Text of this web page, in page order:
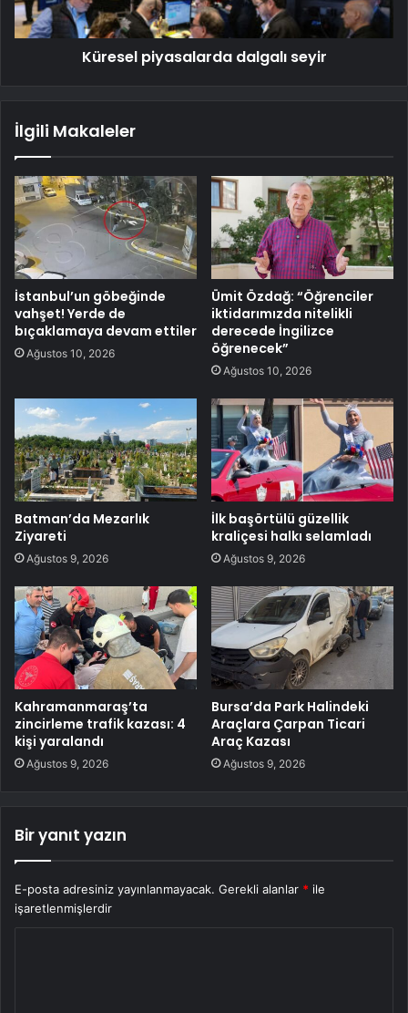
Küresel piyasalarda dalgalı seyir
İlgili Makaleler
İstanbul’un göbeğinde
vahşet! Yerde de
bıçaklamaya devam ettiler
Ağustos 10, 2026
Ümit Özdağ: “Öğrenciler
iktidarımızda nitelikli
derecede İngilizce
öğrenecek”
Ağustos 10, 2026
Batman’da Mezarlık
Ziyareti
Ağustos 9, 2026
İlk başörtülü güzellik
kraliçesi halkı selamladı
Ağustos 9, 2026
Kahramanmaraş’ta
zincirleme trafik kazası: 4
kişi yaralandı
Ağustos 9, 2026
Bursa’da Park Halindeki
Araçlara Çarpan Ticari
Araç Kazası
Ağustos 9, 2026
Bir yanıt yazın
E-posta adresiniz yayınlanmayacak. Gerekli alanlar * ile
işaretlenmişlerdir